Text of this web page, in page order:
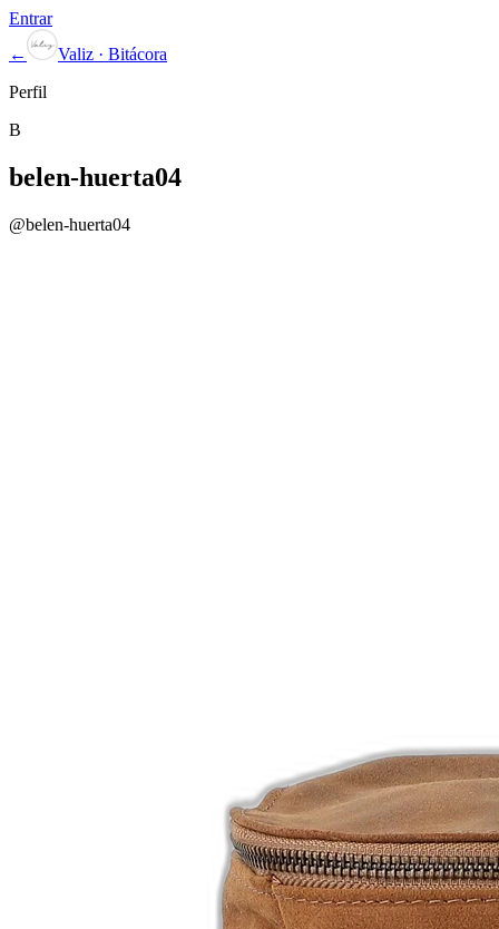
Entrar
←
Valiz · Bitácora
Perfil
B
belen-huerta04
@belen-huerta04